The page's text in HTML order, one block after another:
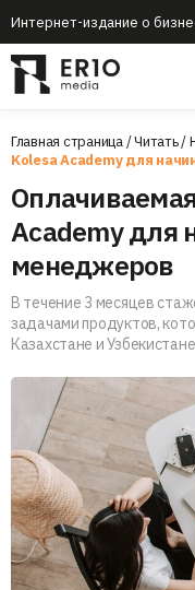
Интернет-издание о
Главная страница/Читать/
Kolesa Academy для
Academy для
менеджеров
В течение 3 месяцев
задачами продуктов,
Казахстане и